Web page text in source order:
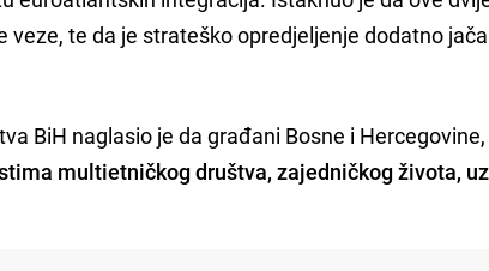
veze, te da je strateško opredjeljenje dodatno
BiH naglasio je da građani Bosne i
multietničkog društva, zajedničkog života,